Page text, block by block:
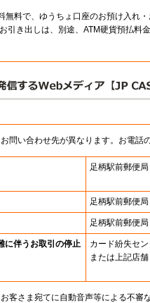
無料で、ゆうちょ口座のお預け入れ
引き出しは、別途、ATM硬貨預払料
問い合わせ先が異なります。お電話
足柄駅前郵便局
足柄駅前郵便局
足柄駅前郵便局
に伴うお取引の停止
カード紛失セ
または上記店舗
客さま宛てに自動音声等による不審